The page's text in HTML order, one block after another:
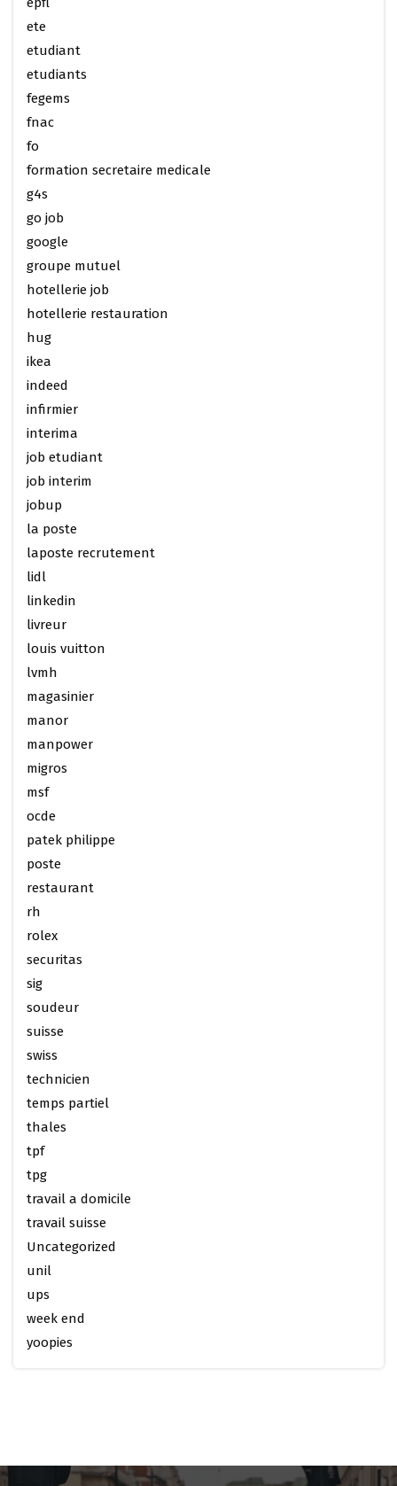
ete
etudiant
etudiants
fegems
fnac
fo
formation secretaire medicale
g4s
go job
google
groupe mutuel
hotellerie job
hotellerie restauration
hug
ikea
indeed
infirmier
interima
job etudiant
job interim
jobup
la poste
laposte recrutement
lidl
linkedin
livreur
louis vuitton
lvmh
magasinier
manor
manpower
migros
msf
ocde
patek philippe
poste
restaurant
rh
rolex
securitas
sig
soudeur
suisse
swiss
technicien
temps partiel
thales
tpf
tpg
travail a domicile
travail suisse
Uncategorized
unil
ups
week end
yoopies